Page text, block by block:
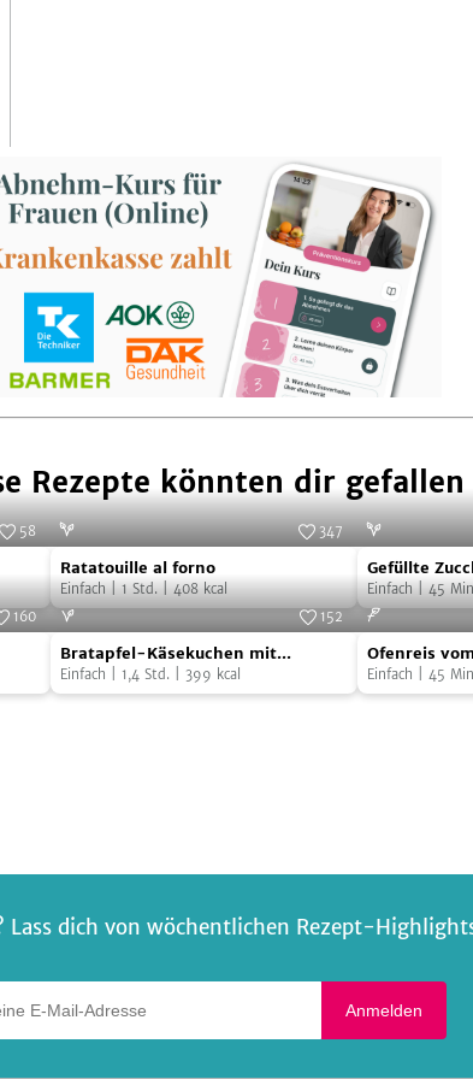
Rezepte könnten dir gefallen
58
Ratatouille
al
forno
347
Ratatouille al forno
Einfach| 1 Std.| 408kcal
Gefüllte
Zucchini
mit
Gefüllte
Einfach| 45
160
Bratapfel-
Käsekuchen
mit
Foto:
152
Bratapfel-Käsekuchen mit
Karamell
Einfach 1,4 Std. 399 kcal
Ofenreis
vom
Blech
Ofenreis
Einfach 45
Lass dich von wöchentlichen Rezept-
Anmelden